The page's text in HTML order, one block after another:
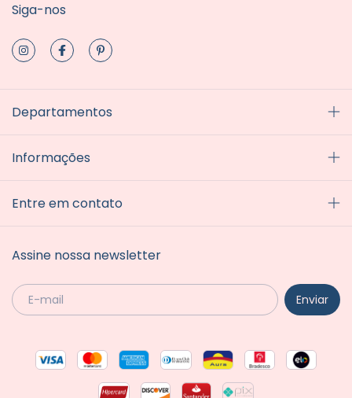
Siga-nos
Departamentos
Informações
Entre em contato
Assine nossa newsletter